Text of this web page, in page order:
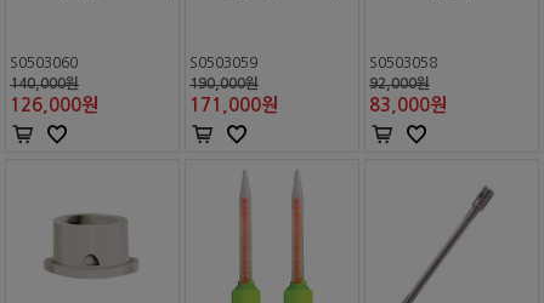
S0503060
140,000원
126,000원
S0503059
190,000원
171,000원
S0503058
92,000원
83,000원